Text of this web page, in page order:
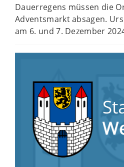
Dauerregens müssen die
Adventsmarkt absagen.
am 6. und 7. Dezember